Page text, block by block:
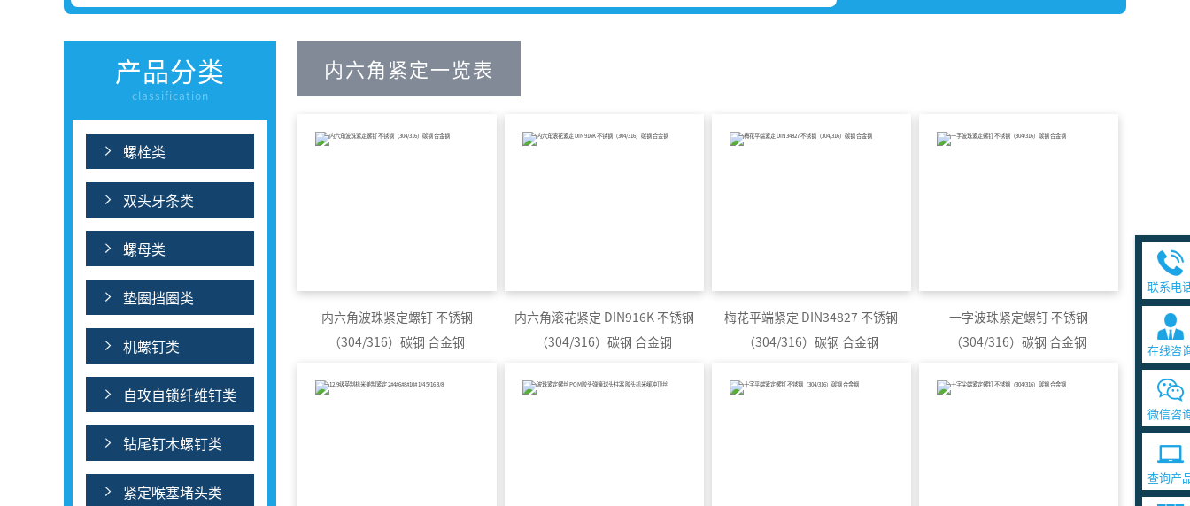
产品分类
classification
螺栓类
双头牙条类
螺母类
垫圈挡圈类
机螺钉类
自攻自锁纤维钉类
钻尾钉木螺钉类
紧定喉塞堵头类
内六角紧定一览表
内六角波珠紧定螺钉 不锈钢
（304/316）碳钢 合金钢
内六角滚花紧定 DIN916K 不锈钢
（304/316）碳钢 合金钢
梅花平端紧定 DIN34827 不锈钢
（304/316）碳钢 合金钢
一字波珠紧定螺钉 不锈钢
（304/316）碳钢 合金钢
联系电
在线咨
微信咨
查询产